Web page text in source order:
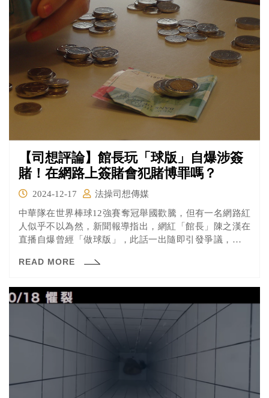
【司想評論】館長玩「球版」自爆涉簽
賭！在網路上簽賭會犯賭博罪嗎？
2024-12-17
法操司想傳媒
中華隊在世界棒球12強賽奪冠舉國歡騰，但有一名網路紅
人似乎不以為然，新聞報導指出，網紅「館長」陳之漢在
直播自爆曾經「做球版」，此話一出隨即引發爭議，網友
期，痛批「台灣職棒就是被你這種人搞爛的！」
READ MORE